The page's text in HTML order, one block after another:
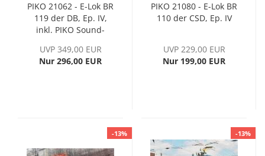
PIKO 21062 - E-Lok BR
119 der DB, Ep. IV,
inkl. PIKO Sound-
UVP 349,00 EUR
Nur 296,00 EUR
PIKO 21080 - E-Lok BR
110 der CSD, Ep. IV
UVP 229,00 EUR
Nur 199,00 EUR
-13% -13%